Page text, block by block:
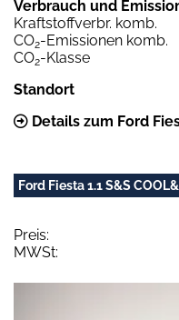
Verbrauch und
Kraftstoffverbr. komb.
CO2-Emissionen komb.
CO2-Klasse
Standort
Details zum Ford
Ford Fiesta 1.1 S&S
Preis:
MWSt: